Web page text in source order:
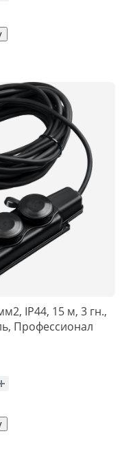
IP44, 15 м, 3 гн.,
Профессионал